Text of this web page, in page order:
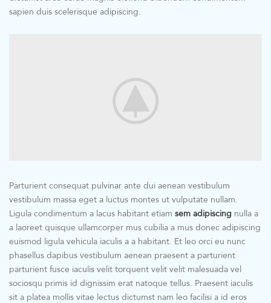
sapien duis scelerisque adipiscing.
Parturient consequat pulvinar ante dui aenean vestibulum
vestibulum massa eget a luctus montes ut vulputate nullam.
Ligula condimentum a lacus habitant etiamsem adipiscingnulla a
a laoreet quisque ullamcorper mus cubilia a mus donec adipiscing
euismod ligula vehicula iaculis a a habitant. Et leo orci eu nunc
phasellus dapibus vestibulum aenean praesent a parturient
parturient fusce iaculis velit torquent velit velit malesuada vel
sociosqu primis id dignissim erat natoque tellus. Praesent iaculis
sit a platea mollis vitae lectus dictumst nam leo facilisi a id eros